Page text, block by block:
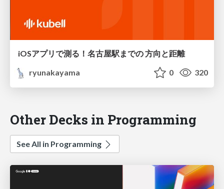
iOSアプリで測る！名古屋駅までの 方向と距離
ryunakayama
0 320
Other Decks in Programming
See All in Programming